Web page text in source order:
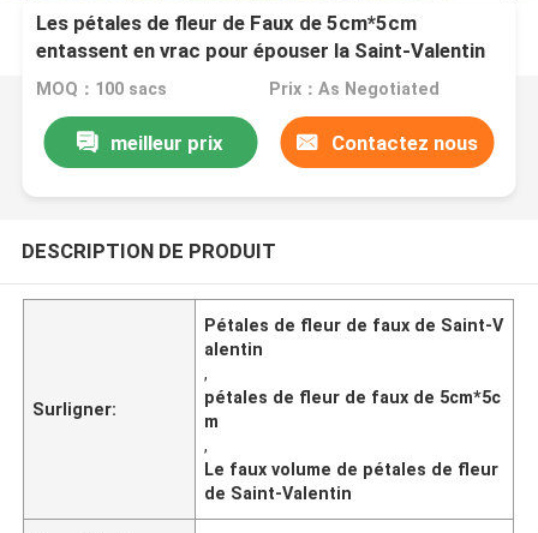
Les pétales de fleur de Faux de 5cm*5cm
entassent en vrac pour épouser la Saint-Valentin
MOQ：100 sacs Prix：As Negotiated
meilleur prix Contactez nous
DESCRIPTION DE PRODUIT
Surligner:
Pétales de fleur de faux de Saint-V
alentin
,
pétales de fleur de faux de 5cm*5c
m
,
Le faux volume de pétales de fleur
de Saint-Valentin